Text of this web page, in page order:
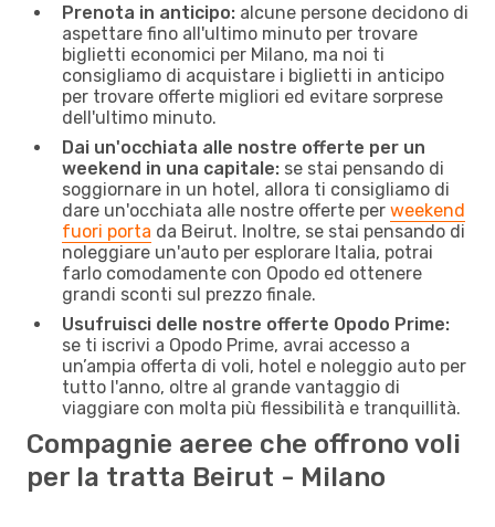
Prenota in anticipo: alcune persone decidono di
aspettare fino all'ultimo minuto per trovare
biglietti economici per Milano, ma noi ti
consigliamo di acquistare i biglietti in anticipo
per trovare offerte migliori ed evitare sorprese
dell'ultimo minuto.
Dai un'occhiata alle nostre offerte per un
weekend in una capitale: se stai pensando di
soggiornare in un hotel, allora ti consigliamo di
dare un'occhiata alle nostre offerte per weekend
fuori porta da Beirut. Inoltre, se stai pensando di
noleggiare un'auto per esplorare Italia, potrai
farlo comodamente con Opodo ed ottenere
grandi sconti sul prezzo finale.
Usufruisci delle nostre offerte Opodo Prime:
se ti iscrivi a Opodo Prime, avrai accesso a
un’ampia offerta di voli, hotel e noleggio auto per
tutto l'anno, oltre al grande vantaggio di
viaggiare con molta più flessibilità e tranquillità.
Compagnie aeree che offrono voli
per la tratta Beirut - Milano